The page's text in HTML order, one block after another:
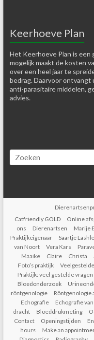
Keerhoeve Plan
Het Keerhoeve Plan is een
mogelijk maakt de kosten
over een heel jaar te
bedrag. Daarvoor ontvangt
anti-parasitaire middelen,
advies.
Catfriendly GOLD
Online
ons
Dierenartsen Marije
Praktijkeigenaar
Saartje
van Noort
Vera Kars
Maaike
Claire Christa
Foto’s praktijk
Praktijk: veel gestelde vragen
Bloedonderzoek
röntgenologie
Röntgenologie
Echografie
Echografie
dracht
Bloeddrukmeting
Contact
Openingstijden
hours
Make an